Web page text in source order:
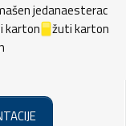
jedanaesterac
karton
žuti karton